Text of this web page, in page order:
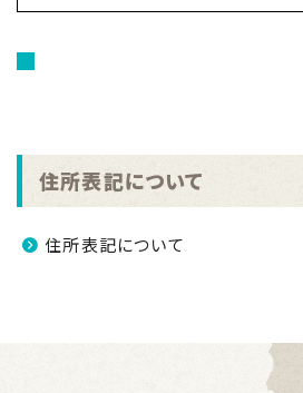
住所表記について
住所表記について